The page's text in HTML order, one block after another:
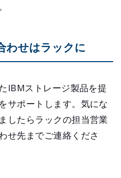
わせはラックに
IBMストレージ製品を提
サポートします。気にな
したらラックの担当営業
せ先までご連絡くださ